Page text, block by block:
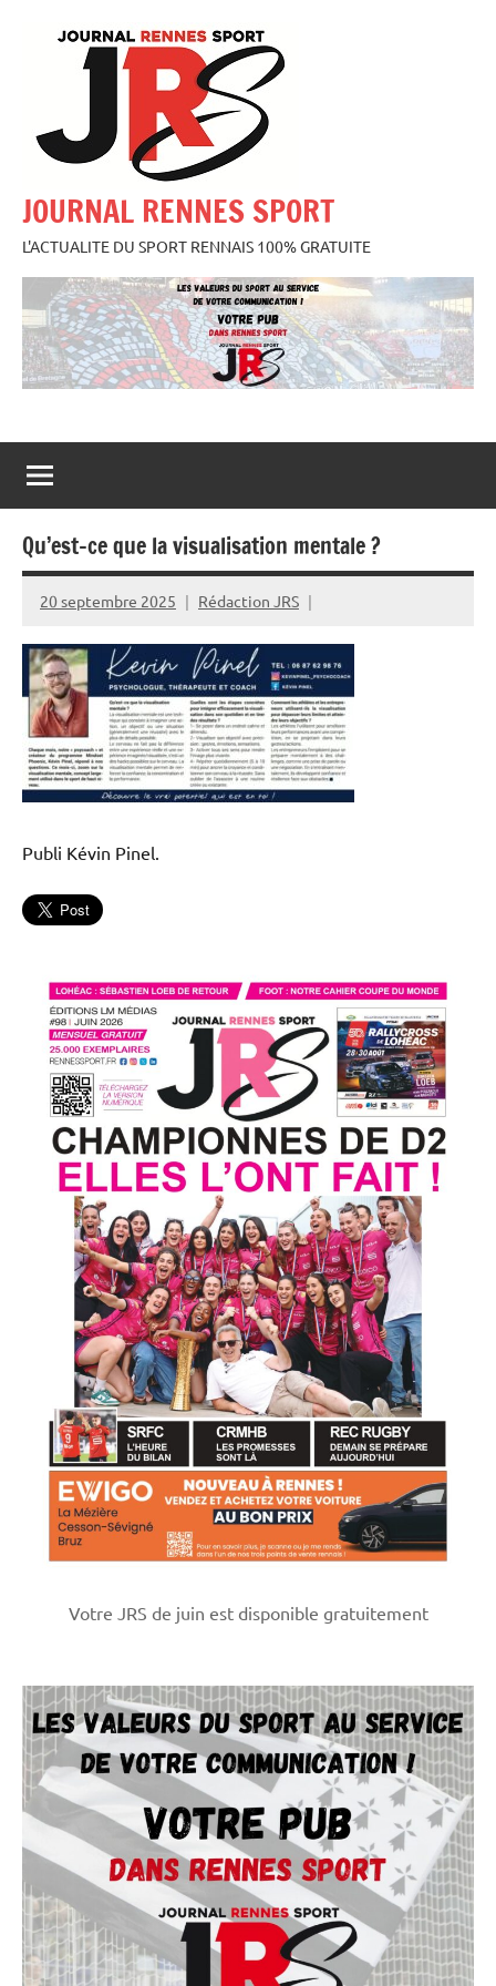
JOURNAL RENNES SPORT
L'ACTUALITE DU SPORT RENNAIS 100% GRATUITE
Qu’est-ce que la visualisation mentale ?
20 septembre 2025 Rédaction JRS
Publi Kévin Pinel.
Votre JRS de juin est disponible gratuitement